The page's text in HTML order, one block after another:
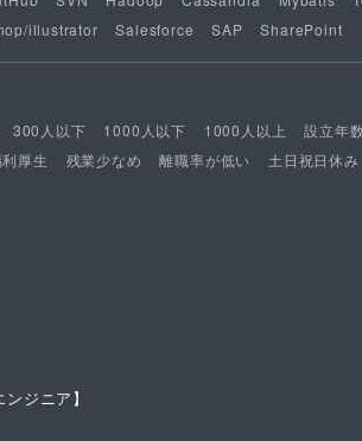
illustrator Salesforce SAP SharePoint
300人以下 1000人以下 1000人以上 設立年数
厚生 残業少なめ 離職率が低い 土日祝日休み
ンジニア】